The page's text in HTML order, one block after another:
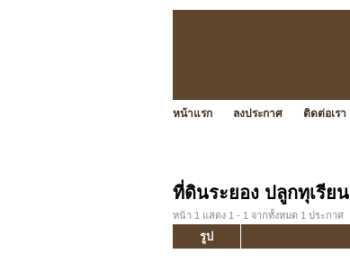
หน้าแรก ลงประกาศ ติดต่อเรา
ที่ดินระยอง ปลูกทุเรียน
หน้า 1 แสดง 1 - 1 จากทั้งหมด 1 ประกาศ
รูป